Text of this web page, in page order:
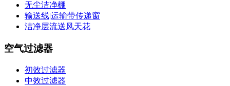
无尘洁净棚
输送线|运输带传递窗
洁净层流送风天花
空气过滤器
初效过滤器
中效过滤器